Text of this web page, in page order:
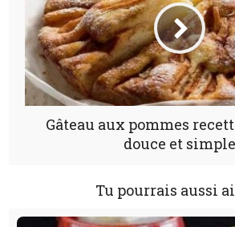
Gâteau aux pommes
douce et simple
Tu pourrais aussi